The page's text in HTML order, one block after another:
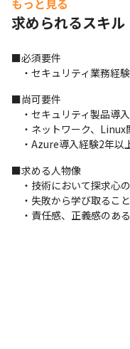
■ターゲット（顧客）
・大手金融系、官公庁、
■主要取引先
・大手Sier
・キンドリル、
■担当商材/開発製品（業
Microsoft　Defender
Palo Alto
VMware CarbonBlack
シェアの高い、信頼の
金融系、官公庁など大
のセキュリティ製品を取
もっと見る
求められるスキル
■必須要件
・セキュリティ業務経
■尚可要件
・セキュリティ製品導
・ネットワーク、Linux
・Azure導入経験2年以
■求める人物像
・技術において探求心
・失敗から学び取るこ
・責任感、正義感のあ